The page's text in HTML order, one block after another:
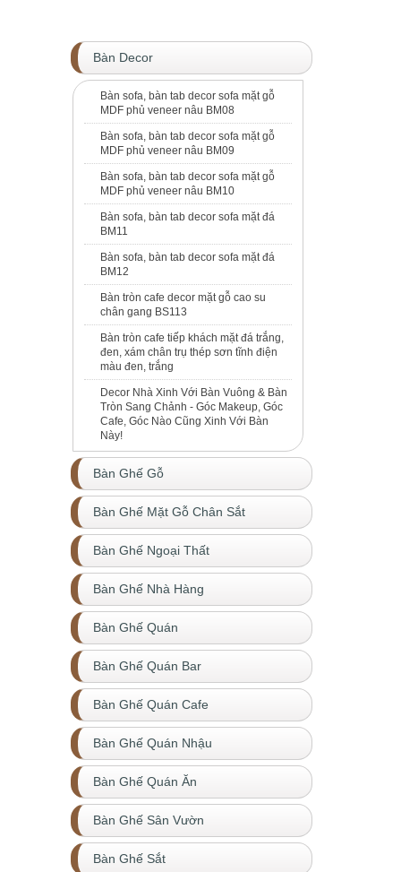
Bàn Decor
Bàn sofa, bàn tab decor sofa mặt gỗ
MDF phủ veneer nâu BM08
Bàn sofa, bàn tab decor sofa mặt gỗ
MDF phủ veneer nâu BM09
Bàn sofa, bàn tab decor sofa mặt gỗ
MDF phủ veneer nâu BM10
Bàn sofa, bàn tab decor sofa mặt đá
BM11
Bàn sofa, bàn tab decor sofa mặt đá
BM12
Bàn tròn cafe decor mặt gỗ cao su
chân gang BS113
Bàn tròn cafe tiếp khách mặt đá trắng,
đen, xám chân trụ thép sơn tĩnh điện
màu đen, trắng
Decor Nhà Xinh Với Bàn Vuông & Bàn
Tròn Sang Chảnh - Góc Makeup, Góc
Cafe, Góc Nào Cũng Xinh Với Bàn
Này!
Bàn Ghế Gỗ
Bàn Ghế Mặt Gỗ Chân Sắt
Bàn Ghế Ngoại Thất
Bàn Ghế Nhà Hàng
Bàn Ghế Quán
Bàn Ghế Quán Bar
Bàn Ghế Quán Cafe
Bàn Ghế Quán Nhậu
Bàn Ghế Quán Ăn
Bàn Ghế Sân Vườn
Bàn Ghế Sắt